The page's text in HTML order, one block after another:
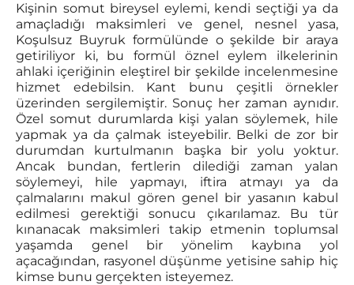
Kişinin somut bireysel eylemi, kendi seçtiği ya da
amaçladığı maksimleri ve genel, nesnel yasa,
Koşulsuz Buyruk formülünde o şekilde bir araya
getiriliyor ki, bu formül öznel eylem ilkelerinin
ahlaki içeriğinin eleştirel bir şekilde incelenmesine
hizmet edebilsin. Kant bunu çeşitli örnekler
üzerinden sergilemiştir. Sonuç her zaman aynıdır.
Özel somut durumlarda kişi yalan söylemek, hile
yapmak ya da çalmak isteyebilir. Belki de zor bir
durumdan kurtulmanın başka bir yolu yoktur.
Ancak bundan, fertlerin dilediği zaman yalan
söylemeyi, hile yapmayı, iftira atmayı ya da
çalmalarını makul gören genel bir yasanın kabul
edilmesi gerektiği sonucu çıkarılamaz. Bu tür
kınanacak maksimleri takip etmenin toplumsal
yaşamda genel bir yönelim kaybına yol
açacağından, rasyonel düşünme yetisine sahip hiç
kimse bunu gerçekten isteyemez.